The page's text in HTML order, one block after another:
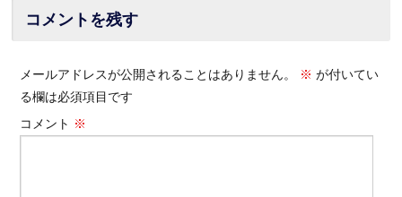
コメントを残す
メールアドレスが公開されることはありません。 ※ が付いてい
る欄は必須項目です
コメント ※